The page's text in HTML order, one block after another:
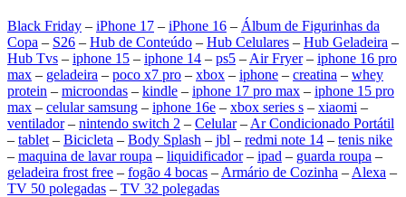
Black Friday – iPhone 17 – iPhone 16 – Álbum de Figurinhas da
Copa – S26 – Hub de Conteúdo – Hub Celulares – Hub Geladeira –
Hub Tvs – iphone 15 – iphone 14 – ps5 – Air Fryer– iphone 16 pro
max – geladeira – poco x7 pro – xbox – iphone – creatina – whey
protein – microondas – kindle – iphone 17 pro max – iphone 15 pro
max – celular samsung – iphone 16e – xbox series s – xiaomi –
ventilador– nintendo switch 2 – Celular– Ar Condicionado Portátil
– tablet – Bicicleta – Body Splash – jbl – redmi note 14 – tenis nike
– maquina de lavar roupa – liquidificador– ipad – guarda roupa –
geladeira frost free – fogão 4 bocas – Armário de Cozinha – Alexa –
TV 50 polegadas – TV 32 polegadas